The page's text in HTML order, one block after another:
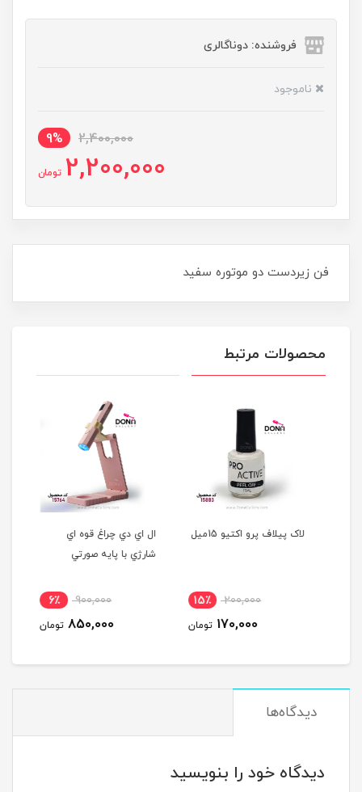
فروشنده: دوناگالری
ناموجود
2,400,000
9%
2,200,000 تومان
فن زيردست دو موتوره سفيد
محصولات مرتبط
لاک پيلاف پرو اکتيو 15ميل
200,000 15٪
170,000 تومان
ال اي دي چراغ قوه اي
شارژي با پايه صورتي
900,000 6٪
850,000 تومان
دیدگاه‌ها
دیدگاه خود را بنویسید